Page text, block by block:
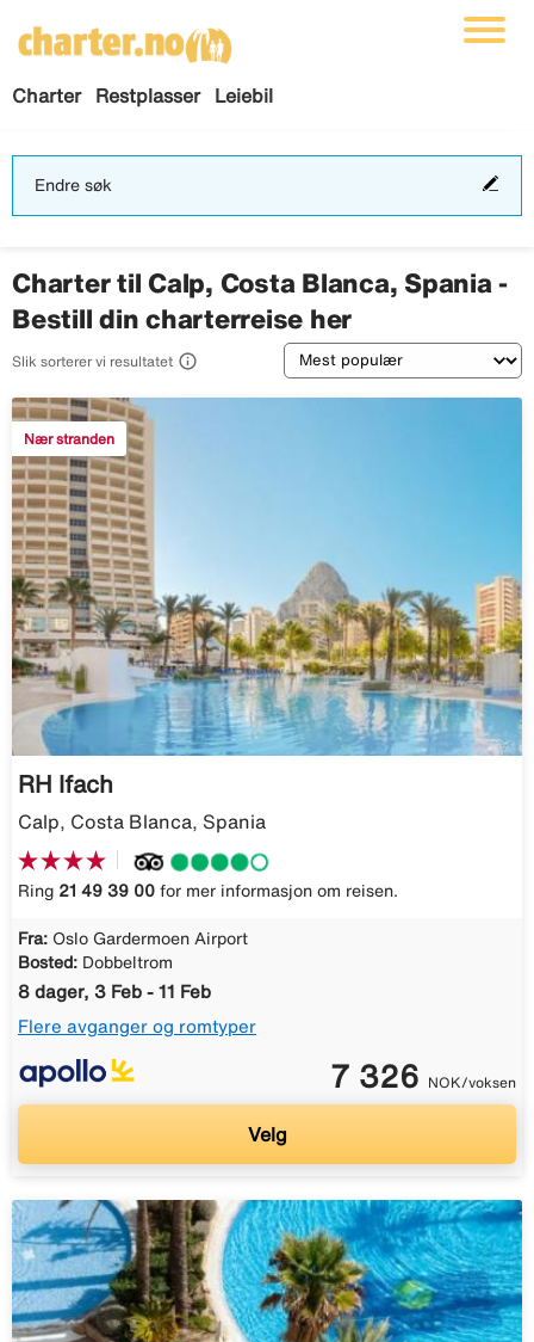
Charter Restplasser Leiebil
Endre søk
Charter til Calp, Costa Blanca, Spania -
Bestill din charterreise her
Slik sorterer vi resultatet  Sortering
Nær stranden
RH Ifach
Calp, Costa Blanca, Spania
Ring 21 49 39 00 for mer informasjon om reisen.
Fra: Oslo Gardermoen Airport
Bosted: Dobbeltrom
8 dager, 3 Feb - 11 Feb
Flere avganger og romtyper
7 326 NOK/voksen
Velg